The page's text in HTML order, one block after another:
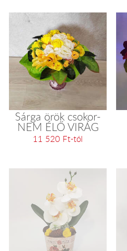
Sárga örök csokor-
NEM ÉLŐ VIRÁG
11 520 Ft-tól